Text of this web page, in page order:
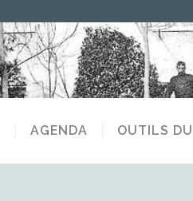
AGENDA OUTILS DU